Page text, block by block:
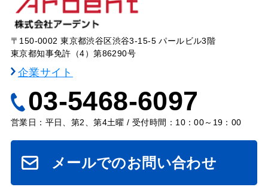
〒150-0002 東京都渋谷区渋谷3-15-5 パールビル3階
東京都知事免許（4）第86290号
企業サイト
03-5468-6097
営業日：平日、第2、第4土曜 / 受付時間：10：00～19：00
メールでのお問い合わせ